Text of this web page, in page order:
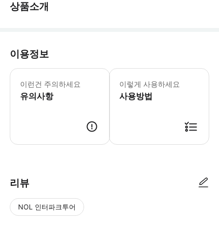
상품소개
이용정보
이런건 주의하세요
유의사항
국가 AAA급 관광지로, 총 계획 면적
이렇게 사용하세요
사용방법
리뷰
NOL 인터파크투어